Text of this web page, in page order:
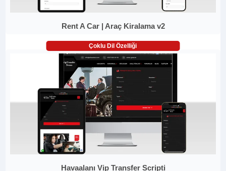
Rent A Car | Araç Kiralama v2
Çoklu Dil Özelliği
Havaalanı Vip Transfer Scripti